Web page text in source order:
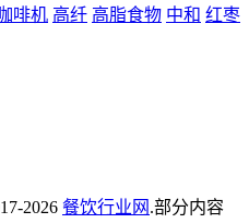
啡机 高纤 高脂食物 中和 红枣
2026 餐饮行业网 .部分内容